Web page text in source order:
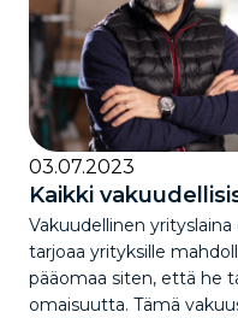
03.07.2023
Kaikki
Vakuudellinen
tarjoaa yrityksille
pääomaa siten, että he
omaisuutta. Tämä